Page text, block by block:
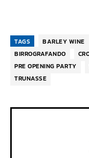
TAGS BARLEY WINE
BIRROGRAFANDO
PRE OPENING PARTY
TRUNASSE